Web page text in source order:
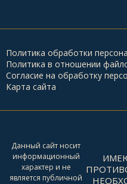
Политика обработки
Политика в отношении
Согласие на обработку
Карта сайта
Данный сайт носит
информационный
характер и не
является публичной